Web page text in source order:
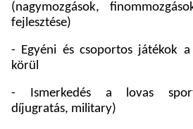
(nagymozgások,
fejlesztése)
- Egyéni és csoportos játékok
körül
- Ismerkedés a lovas
díjugratás, military)